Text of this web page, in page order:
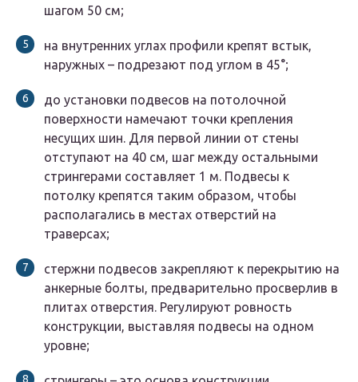
шагом 50 см;
на внутренних углах профили крепят встык,
наружных – подрезают под углом в 45°;
до установки подвесов на потолочной
поверхности намечают точки крепления
несущих шин. Для первой линии от стены
отступают на 40 см, шаг между остальными
стрингерами составляет 1 м. Подвесы к
потолку крепятся таким образом, чтобы
располагались в местах отверстий на
траверсах;
стержни подвесов закрепляют к перекрытию на
анкерные болты, предварительно просверлив в
плитах отверстия. Регулируют ровность
конструкции, выставляя подвесы на одном
уровне;